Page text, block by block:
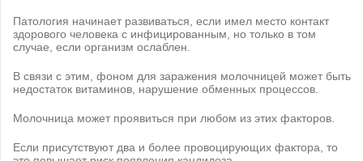
Патология начинает развиваться, если имел место контакт
здорового человека с инфицированным, но только в том
случае, если организм ослаблен.
В связи с этим, фоном для заражения молочницей может быть
недостаток витаминов, нарушение обменных процессов.
Молочница может проявиться при любом из этих факторов.
Если присутствуют два и более провоцирующих фактора, то